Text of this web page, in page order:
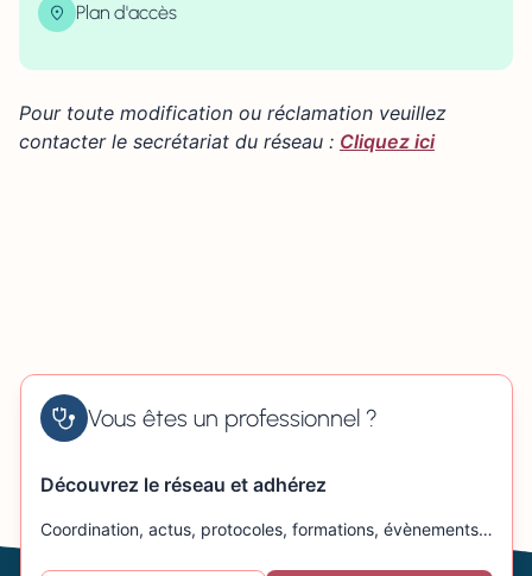
Plan d'accès
×
−
Pour toute modification ou réclamation veuillez
contacter le secrétariat du réseau : Cliquez ici
Vous êtes un professionnel ?
Découvrez le réseau et adhérez
Coordination, actus, protocoles, formations, évènements…